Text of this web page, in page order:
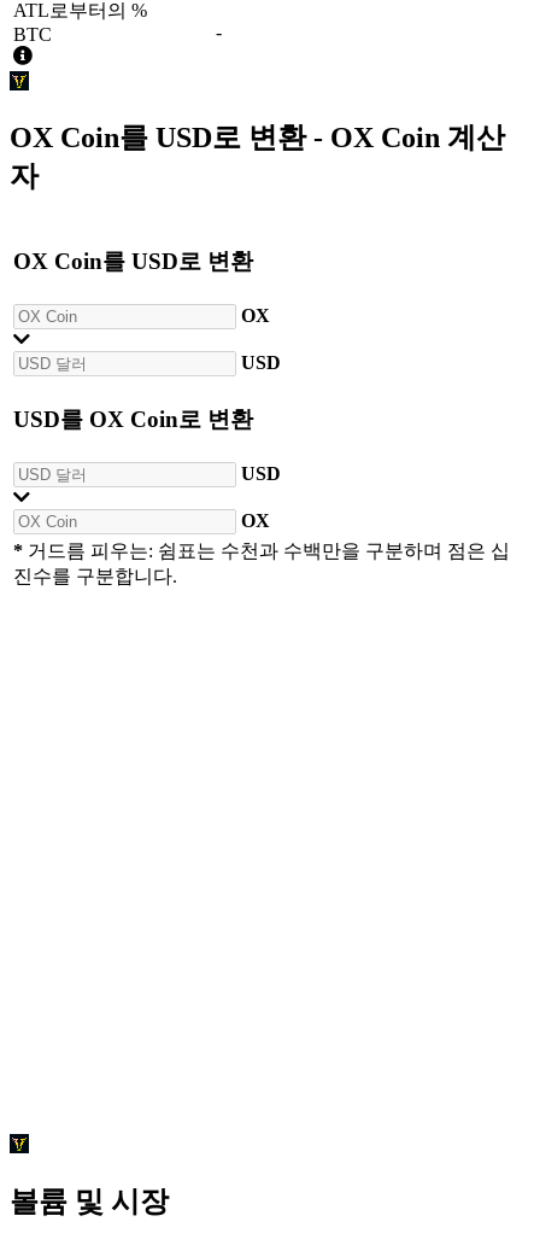
ATL로부터의 %
BTC
-
OX Coin를 USD로 변환 - OX Coin 계산
자
OX Coin를 USD로 변환
OX
USD
USD를 OX Coin로 변환
USD
OX
* 거드름 피우는: 쉼표는 수천과 수백만을 구분하며 점은 십
진수를 구분합니다.
볼륨 및 시장